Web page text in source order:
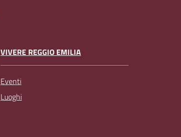
VIVERE REGGIO EMILIA
Eventi
Luoghi